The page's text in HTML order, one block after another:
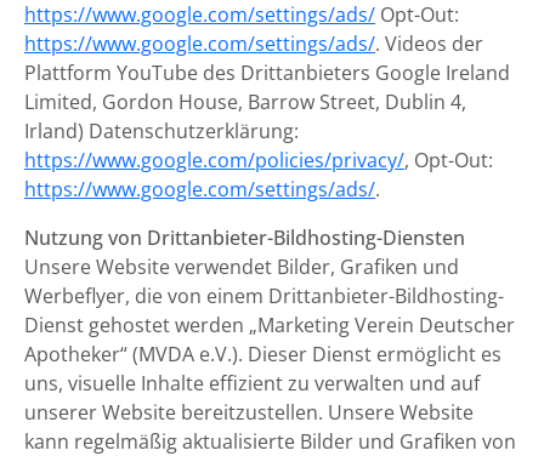
https://www.google.com/settings/ads/ Opt-Out:
https://www.google.com/settings/ads/. Videos der
Plattform YouTube des Drittanbieters Google Ireland
Limited, Gordon House, Barrow Street, Dublin 4,
Irland) Datenschutzerklärung:
https://www.google.com/policies/privacy/, Opt-Out:
https://www.google.com/settings/ads/.
Nutzung von Drittanbieter-Bildhosting-Diensten
Unsere Website verwendet Bilder, Grafiken und
Werbeflyer, die von einem Drittanbieter-Bildhosting-
Dienst gehostet werden „Marketing Verein Deutscher
Apotheker“ (MVDA e.V.). Dieser Dienst ermöglicht es
uns, visuelle Inhalte effizient zu verwalten und auf
unserer Website bereitzustellen. Unsere Website
kann regelmäßig aktualisierte Bilder und Grafiken von